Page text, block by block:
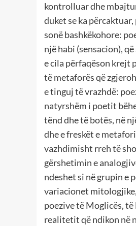
kontrolluar dhe
duket se ka
sonë bashkëkohore:
një habi (sensacion),
e cila përfaqëson krejt
të metaforës që
e tinguj të vrazhdë:
natyrshëm i poetit
tënd dhe të botës, në
dhe e freskët e
vazhdimisht rreh të
gërshetimin e
ndeshet si në grupin e
variacionet
poezive të Moglicës,
realitetit që ndikon në